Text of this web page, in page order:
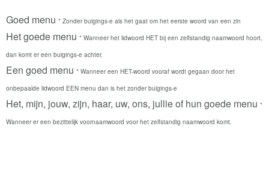
Goed menu * Zonder buigings-e als het gaat om het eerste woord van een zin
Het goede menu * Wanneer het lidwoord HET bij een zelfstandig naamwoord hoort,
dan komt er een buigings-e achter.
Een goed menu * Wanneer een HET-woord vooraf wordt gegaan door het
onbepaalde lidwoord EEN menu dan is het zonder buigings-e
Het, mijn, jouw, zijn, haar, uw, ons, jullie of hun goede menu *
Wanneer er een bezittelijk voornaamwoord voor het zelfstandig naamwoord komt.